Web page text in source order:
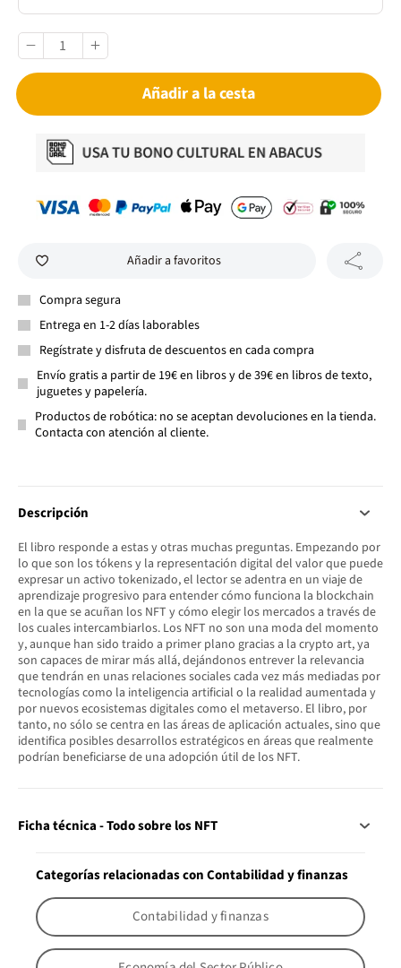
Añadir a la cesta
Añadir a favoritos
Compra segura
Entrega en 1-2 días laborables
Regístrate y disfruta de descuentos en cada compra
Envío gratis a partir de 19€ en libros y de 39€ en libros de texto,
juguetes y papelería.
Productos de robótica: no se aceptan devoluciones en la tienda.
Contacta con atención al cliente.
Descripción
El libro responde a estas y otras muchas preguntas. Empezando por
lo que son los tókens y la representación digital del valor que puede
expresar un activo tokenizado, el lector se adentra en un viaje de
aprendizaje progresivo para entender cómo funciona la blockchain
en la que se acuñan los NFT y cómo elegir los mercados a través de
los cuales intercambiarlos. Los NFT no son una moda del momento
y, aunque han sido traido a primer plano gracias a la crypto art, ya
son capaces de mirar más allá, dejándonos entrever la relevancia
que tendrán en unas relaciones sociales cada vez más mediadas por
tecnologías como la inteligencia artificial o la realidad aumentada y
por nuevos ecosistemas digitales como el metaverso. El libro, por
tanto, no sólo se centra en las áreas de aplicación actuales, sino que
identifica posibles desarrollos estratégicos en áreas que realmente
podrían beneficiarse de una adopción útil de los NFT.
Ficha técnica - Todo sobre los NFT
Categorías relacionadas con Contabilidad y finanzas
Contabilidad y finanzas